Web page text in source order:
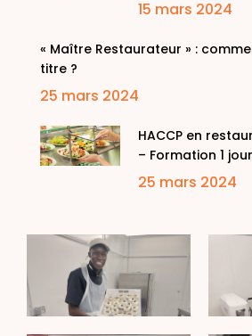
15 mars 2024
« Maître Restaurateur » :
titre ?
25 mars 2024
HACCP en
– Formation 1
25 mars 2024